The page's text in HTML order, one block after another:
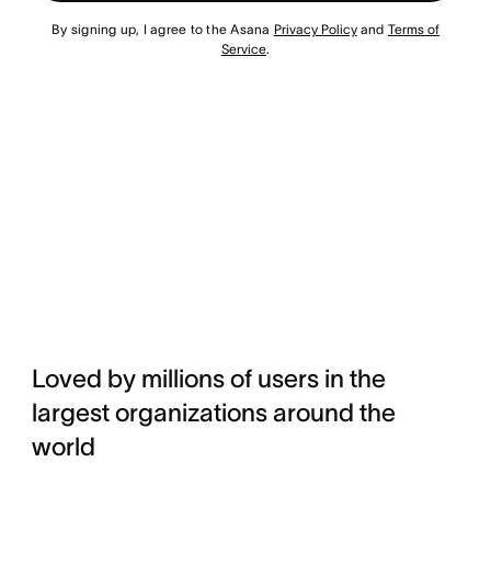
By signing up, I agree to the Asana Privacy Policyand Terms of
Service.
Loved by millions of users in the
largest organizations around the
world